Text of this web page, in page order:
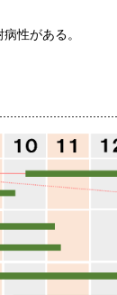
性がある。